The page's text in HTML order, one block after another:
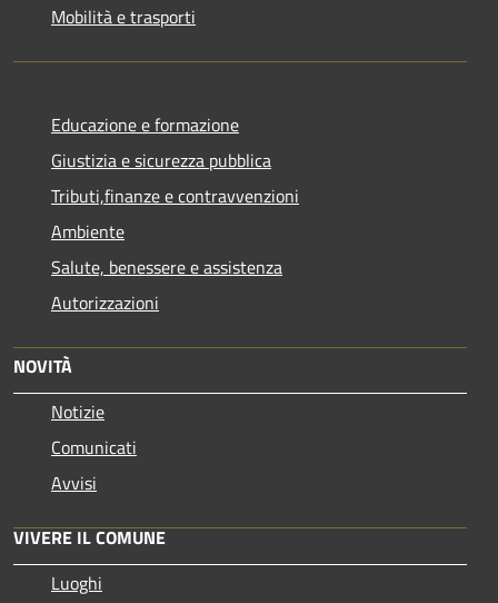
Mobilità e trasporti
Educazione e formazione
Giustizia e sicurezza pubblica
Tributi,finanze e contravvenzioni
Ambiente
Salute, benessere e assistenza
Autorizzazioni
NOVITÀ
Notizie
Comunicati
Avvisi
VIVERE IL COMUNE
Luoghi